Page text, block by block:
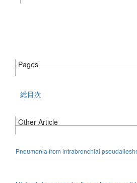
Pages
総目次
Other Article
Pneumonia from intrabronchial